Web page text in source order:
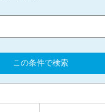
この条件で検索